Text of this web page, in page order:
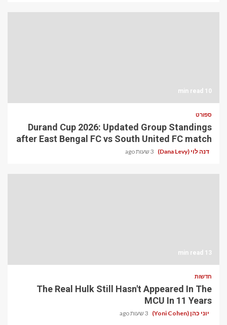
10 min read
ספורט
Durand Cup 2026: Updated Group Standings
after East Bengal FC vs South United FC match
דנה לוי (Dana Levy) 3 שעות ago
13 min read
חדשות
The Real Hulk Still Hasn't Appeared In The
MCU In 11 Years
יוני כהן (Yoni Cohen) 3 שעות ago